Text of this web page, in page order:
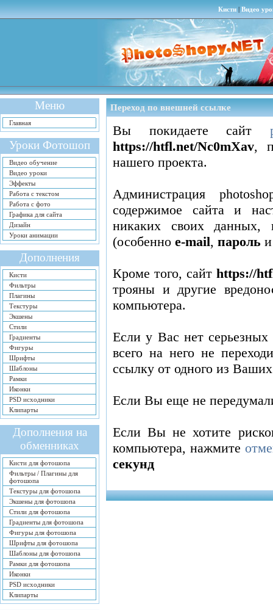
Кисти| Видео
Меню
Главная
Уроки Фотошоп
Видео обучение
Видео уроки
Эффекты
Работа с текстом
Работа с фото
Графика для сайта
Дизайн
Уроки анимации
Дополнения
Кисти
Фильтры
Плагины
Текстуры
Экшены
Стили
Градиенты
Фигуры
Шрифты
Шаблоны
Рамки
Иконки
PSD исходники
Клипарты
Дополнения на
обменниках
Кисти для фотошопа
Фильтры / Плагины для
фотошопа
Текстуры для фотошопа
Экшены для фотошопа
Стили для фотошопа
Градиенты для фотошопа
Фигуры для фотошопа
Шрифты для фотошопа
Шаблоны для фотошопа
Рамки для фотошопа
Иконки
PSD исходники
Клипарты
Переход по внешней ссылке
Вы покидаете сайт
https://htfl.net/Nc0mXav,
нашего проекта.
Администрация
содержимое сайтаи
никаких своих данных,
(особенноe-mail,пароль
Кроме того, сайтhttps://
трояны и другие
компьютера.
Если у Вас нет серьезных
всего на него не
ссылку от одного из
Если Вы еще не
Если Вы не хотите
компьютера, нажмите
секунд